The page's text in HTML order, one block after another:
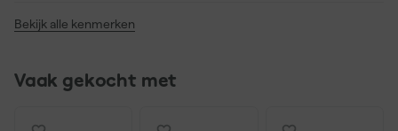
Bekijk alle kenmerken
Vaak gekocht met